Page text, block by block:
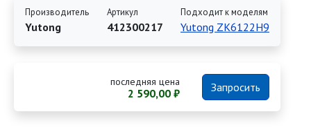
Производитель
Yutong
Артикул
412300217
Подходит к моделям
Yutong ZK6122H9
последняя цена
2 590,00 ₽ Запросить